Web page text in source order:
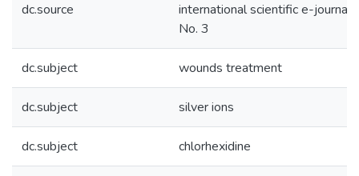
dc.source
international scientific e-
No. 3
dc.subject wounds treatment
dc.subject silver ions
dc.subject chlorhexidine